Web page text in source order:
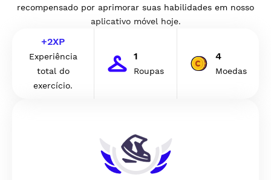
recompensado por aprimorar suas habilidades em nosso
aplicativo móvel hoje.
+2XP
Experiência
total do
exercício.
1
Roupas
4
Moedas